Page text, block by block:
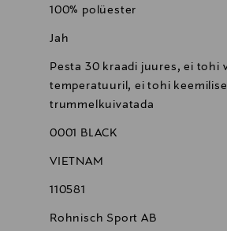
100% polüester
Jah
Pesta 30 kraadi juures, ei tohi
temperatuuril, ei tohi
trummelkuivatada
0001 BLACK
VIETNAM
110581
Rohnisch Sport AB